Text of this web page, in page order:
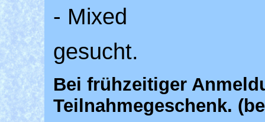
- Mixed
gesucht.
Bei frühzeitiger
Teilnahmegeschenk.